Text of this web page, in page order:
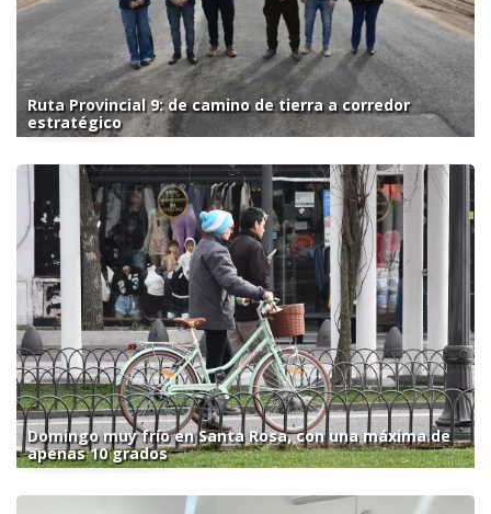
Ruta Provincial 9: de camino de tierra a corredor
estratégico
Domingo muy frío en Santa Rosa, con una máxima de
apenas 10 grados